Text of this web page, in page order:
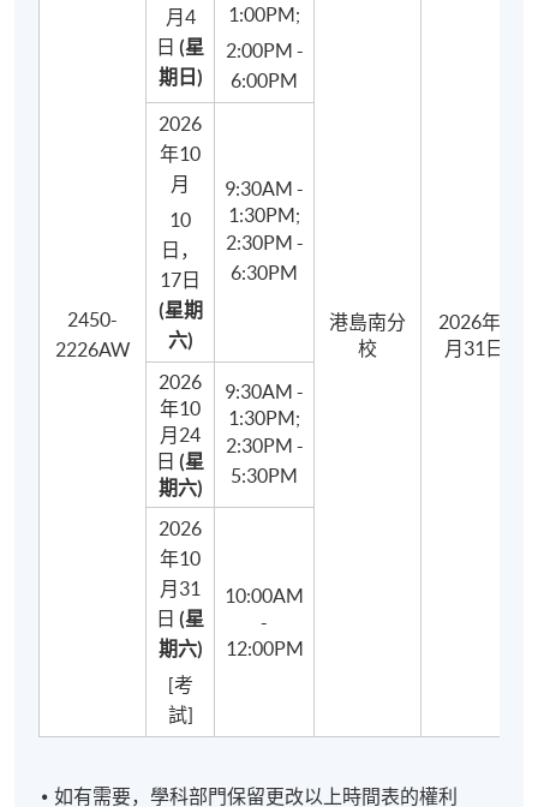
西式烘焙和糕點藝術的歷史和背景、烘焙與糕點藝術
高風險食物的處理、食物的保存、貯藏和運輸
食物製作人員個人衞生
糖油攪拌法及融化牛油技巧的簡介、示範及實踐
法式撻、朱古力甘納許及朱古力法式撻製作的示範及
忌廉打發方法與裱花技巧的示範及實踐
蛋奶醬、巴伐利亞忌廉和慕斯製作的示範及製作
蛋糕1 - 分蛋法製作、擺盤和裝飾的示範及實踐
蛋糕2 - 全蛋法製作、擺盤和裝飾的示範及實踐
泡芙示範及製作
擺盤和裝飾的示範及實踐
2450-
2226AW
月4
日(星
期日)
1:00PM;
2:00PM -
6:00PM
港島南分
校
2026年8
月31日
2026
年10
月
10
日，
17日
(星期
六)
9:30AM -
1:30PM;
2:30PM -
6:30PM
2026
年10
月24
日(星
期六)
9:30AM -
1:30PM;
2:30PM -
5:30PM
2026
年10
月31
日(星
期六)
[考
試]
10:00AM
-
12:00PM
如有需要，學科部門保留更改以上時間表的權利